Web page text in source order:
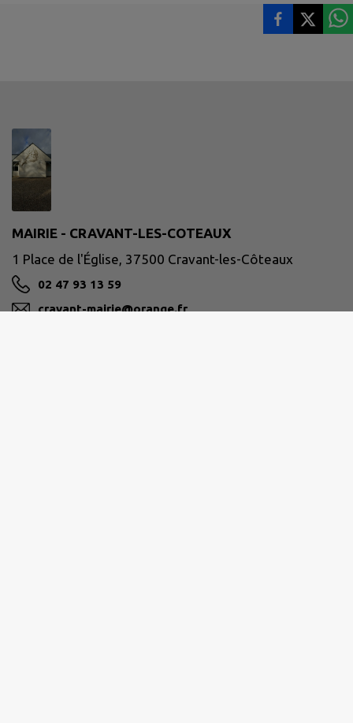
MAIRIE - CRAVANT-LES-COTEAUX
1 Place de l'Église, 37500 Cravant-les-Côteaux
02 47 93 13 59
cravant-mairie@orange.fr